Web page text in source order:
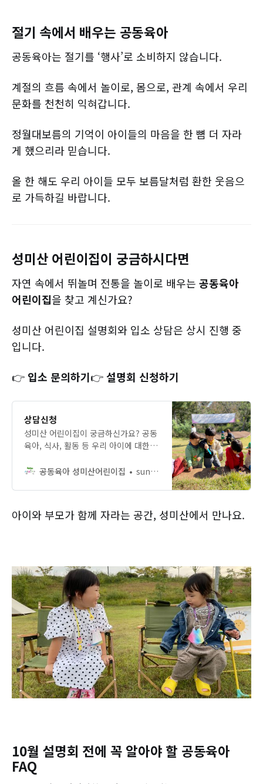
절기 속에서 배우는 공동육아
공동육아는 절기를 ‘행사’로 소비하지 않습니다.
계절의 흐름 속에서 놀이로, 몸으로, 관계 속에서 우리
문화를 천천히 익혀갑니다.
정월대보름의 기억이 아이들의 마음을 한 뼘 더 자라
게 했으리라 믿습니다.
올 한 해도 우리 아이들 모두 보름달처럼 환한 웃음으
로 가득하길 바랍니다.
성미산 어린이집이 궁금하시다면
자연 속에서 뛰놀며 전통을 놀이로 배우는 공동육아
어린이집을 찾고 계신가요?
성미산 어린이집 설명회와 입소 상담은 상시 진행 중
입니다.
👉 입소 문의하기👉설명회 신청하기
상담신청
성미산 어린이집이 궁금하신가요? 공동
육아, 식사, 활동 등 우리 아이에 대한
세요.공동육아 성미산어린이집 sungmisankids
아이와 부모가 함께 자라는 공간, 성미산에서 만나요.
10월 설명회 전에 꼭 알아야 할 공동육아
FAQ